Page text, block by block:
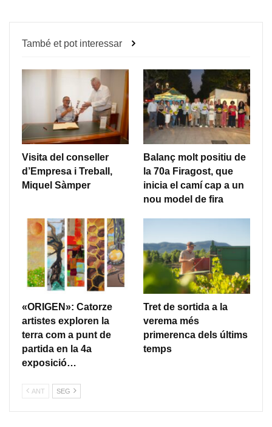
També et pot interessar
Visita del conseller
d’Empresa i Treball,
Miquel Sàmper
Balanç molt positiu de
la 70a Firagost, que
inicia el camí cap a un
nou model de fira
«ORIGEN»: Catorze
artistes exploren la
terra com a punt de
partida en la 4a
exposició…
Tret de sortida a la
verema més
primerenca dels últims
temps
ANT SEG